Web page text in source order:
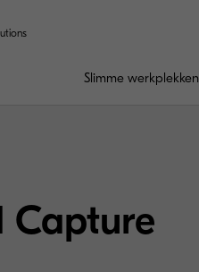
Slimme werkplekken
Capture